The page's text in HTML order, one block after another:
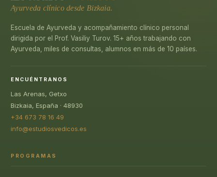
Ayurveda clínico desde Bizkaia.
Escuela de Ayurveda y acompañamiento clínico personal
dirigida por el Prof. Vasiliy Turov. 15+ años trabajando con
Ayurveda, miles de consultas, alumnos en más de 10 países.
ENCUÉNTRANOS
Las Arenas, Getxo
Bizkaia, España · 48930
+34 673 78 16 49
info@estudiosvedicos.es
PROGRAMAS